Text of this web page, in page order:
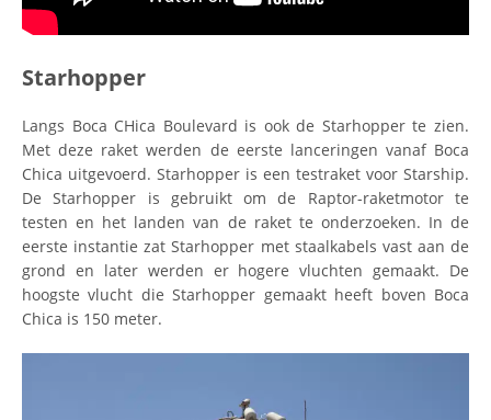
Starhopper
Langs Boca CHica Boulevard is ook de Starhopper te zien.
Met deze raket werden de eerste lanceringen vanaf Boca
Chica uitgevoerd. Starhopper is een testraket voor Starship.
De Starhopper is gebruikt om de Raptor-raketmotor te
testen en het landen van de raket te onderzoeken. In de
eerste instantie zat Starhopper met staalkabels vast aan de
grond en later werden er hogere vluchten gemaakt. De
hoogste vlucht die Starhopper gemaakt heeft boven Boca
Chica is 150 meter.